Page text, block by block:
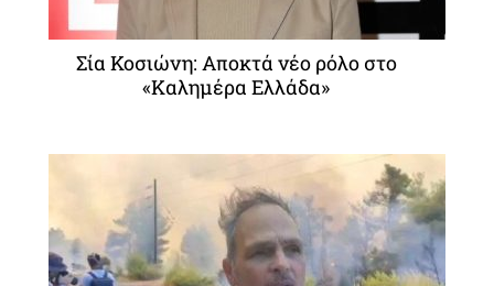
Σία Κοσιώνη: Αποκτά νέο ρόλο στο
«Καλημέρα Ελλάδα»